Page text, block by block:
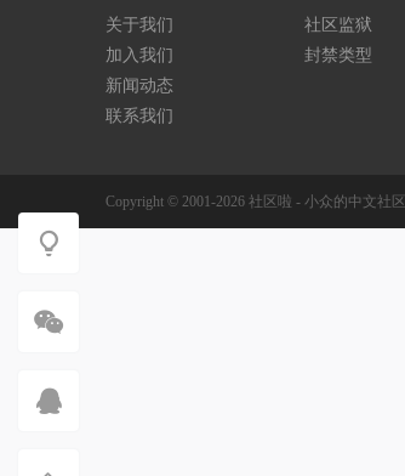
关于我们
加入我们
新闻动态
联系我们
社区监狱
封禁类型
Copyright © 2001-2026 社区啦 - 小众的中文社区